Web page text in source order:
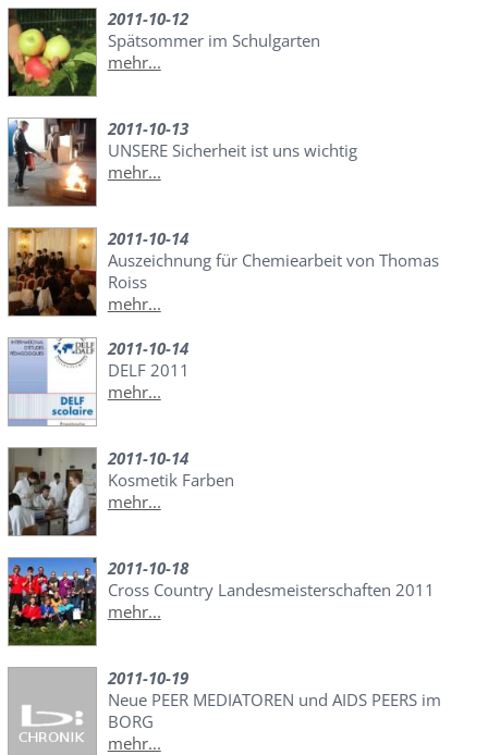
2011-10-12
Spätsommer im Schulgarten
mehr...
2011-10-13
UNSERE Sicherheit ist uns wichtig
mehr...
2011-10-14
Auszeichnung für Chemiearbeit von Thomas
Roiss
mehr...
2011-10-14
DELF 2011
mehr...
2011-10-14
Kosmetik Farben
mehr...
2011-10-18
Cross Country Landesmeisterschaften 2011
mehr...
2011-10-19
Neue PEER MEDIATOREN und AIDS PEERS im
BORG
mehr...